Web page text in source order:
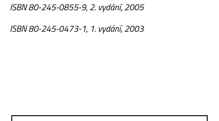
ISBN 80-245-0855-9, 2. vydání, 2005
ISBN 80-245-0473-1, 1. vydání, 2003